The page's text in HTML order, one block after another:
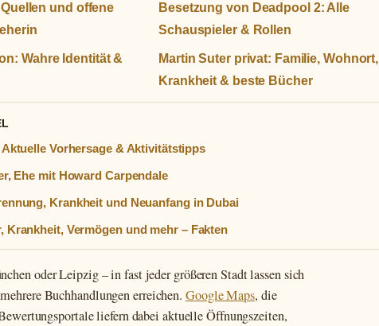
Quellen und offene
Besetzung von Deadpool 2: Alle
Schauspieler & Rollen
Wahre Identität &
Martin Suter privat: Familie, Wohnort,
Krankheit & beste Bücher
Vorhersage & Aktivitätstipps
Ehe mit Howard Carpendale
Krankheit und Neuanfang in Dubai
Krankheit, Vermögen und mehr – Fakten
oder Leipzig – in fast jeder größeren Stadt lassen sich
Buchhandlungen erreichen. Google Maps, die
liefern dabei aktuelle Öffnungszeiten,